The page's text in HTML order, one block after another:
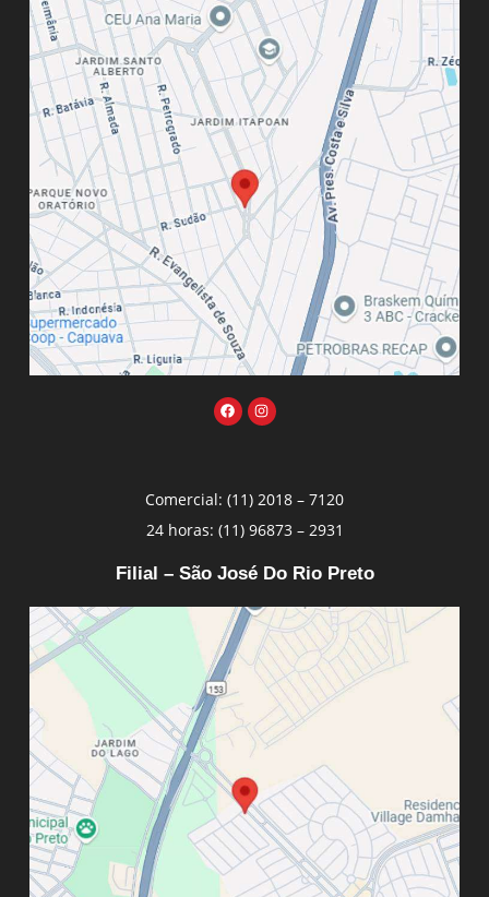
Comercial: (11) 2018 – 7120
24 horas: (11) 96873 – 2931
Filial – São José Do Rio Preto